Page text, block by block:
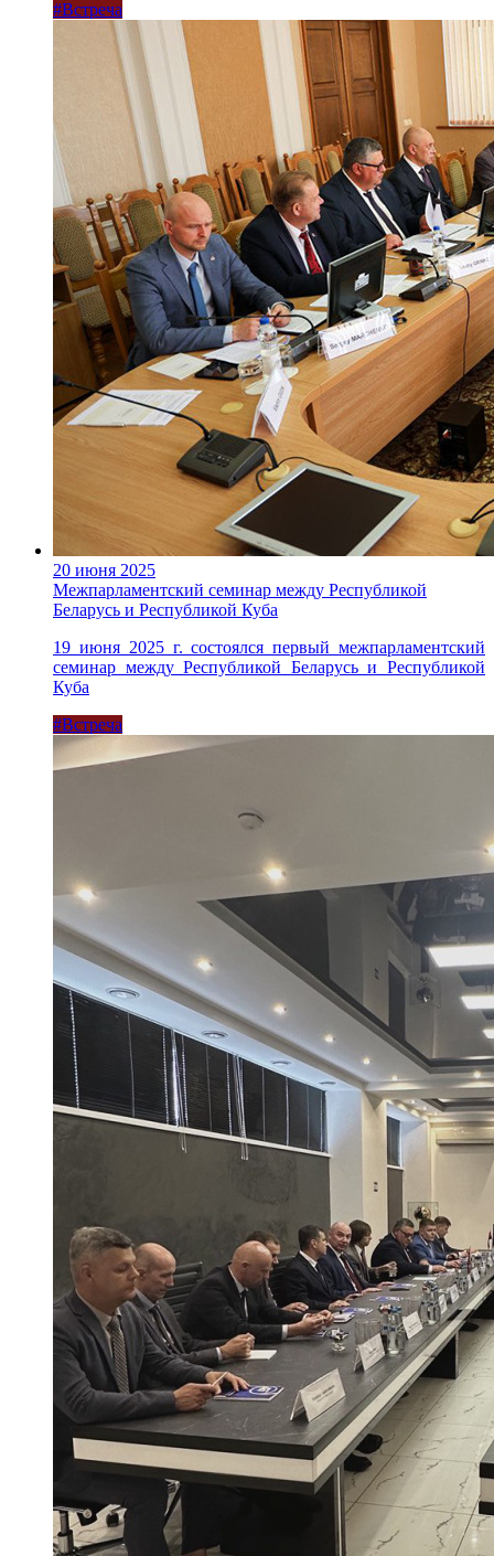
#Встреча
20 июня 2025
Межпарламентский семинар между Республикой
Беларусь и Республикой Куба
19 июня 2025 г. состоялся первый межпарламентский
семинар между Республикой Беларусь и Республикой
Куба
#Встреча